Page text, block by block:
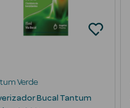
Verde
Bucal Tantum